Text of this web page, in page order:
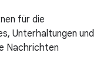
für die
Unterhaltungen und
Nachrichten